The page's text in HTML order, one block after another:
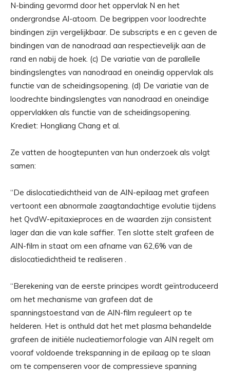
N-binding gevormd door het oppervlak N en het
ondergrondse Al-atoom. De begrippen voor loodrechte
bindingen zijn vergelijkbaar. De subscripts e en c geven de
bindingen van de nanodraad aan respectievelijk aan de
rand en nabij de hoek. (c) De variatie van de parallelle
bindingslengtes van nanodraad en oneindig oppervlak als
functie van de scheidingsopening. (d) De variatie van de
loodrechte bindingslengtes van nanodraad en oneindige
oppervlakken als functie van de scheidingsopening.
Krediet: Hongliang Chang et al.
Ze vatten de hoogtepunten van hun onderzoek als volgt
samen:
“De dislocatiedichtheid van de AlN-epilaag met grafeen
vertoont een abnormale zaagtandachtige evolutie tijdens
het QvdW-epitaxieproces en de waarden zijn consistent
lager dan die van kale saffier. Ten slotte stelt grafeen de
AlN-film in staat om een ​​afname van 62,6% van de
dislocatiedichtheid te realiseren .
“Berekening van de eerste principes wordt geïntroduceerd
om het mechanisme van grafeen dat de
spanningstoestand van de AlN-film reguleert op te
helderen. Het is onthuld dat het met plasma behandelde
grafeen de initiële nucleatiemorfologie van AlN regelt om
vooraf voldoende trekspanning in de epilaag op te slaan
om te compenseren voor de compressieve spanning